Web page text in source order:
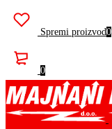
Spremi proizvod0
0